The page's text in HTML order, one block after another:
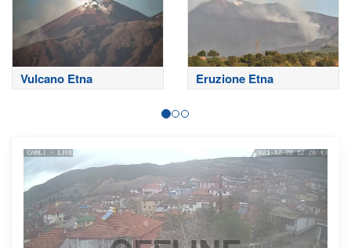
Vulcano Etna Eruzione Etna